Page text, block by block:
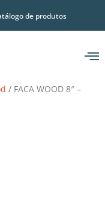
de produtos
/ FACA WOOD 8″ –